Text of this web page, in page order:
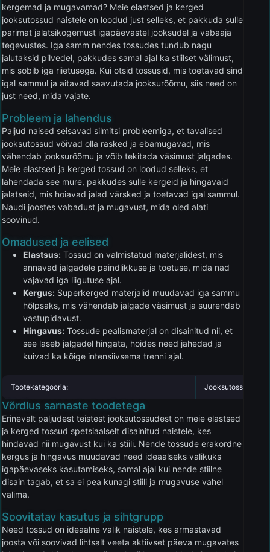
kergemad ja mugavamad? Meie elastsed ja kerged
jooksutossud naistele on loodud just selleks, et pakkuda sulle
parimat jalatsikogemust igapäevastel jooksudel ja vabaaja
tegevustes. Iga samm nendes tossudes tundub nagu
jalutaksid pilvedel, pakkudes samal ajal ka stiilset välimust,
mis sobib iga riietusega. Kui otsid tossusid, mis toetavad sind
igal sammul ja aitavad saavutada jooksurõõmu, siis need on
just need, mida vajate.
Probleem ja lahendus
Paljud naised seisavad silmitsi probleemiga, et tavalised
jooksutossud võivad olla rasked ja ebamugavad, mis
vähendab jooksurõõmu ja võib tekitada väsimust jalgades.
Meie elastsed ja kerged tossud on loodud selleks, et
lahendada see mure, pakkudes sulle kergeid ja hingavaid
jalatseid, mis hoiavad jalad värsked ja toetavad igal sammul.
Naudi joostes vabadust ja mugavust, mida oled alati
soovinud.
Omadused ja eelised
Elastsus: Tossud on valmistatud materjalidest, mis
annavad jalgadele paindlikkuse ja toetuse, mida nad
vajavad iga liigutuse ajal.
Kergus: Superkerged materjalid muudavad iga sammu
hõlpsaks, mis vähendab jalgade väsimust ja suurendab
vastupidavust.
Hingavus: Tossude pealismaterjal on disainitud nii, et
see laseb jalgadel hingata, hoides need jahedad ja
kuivad ka kõige intensiivsema trenni ajal.
Tootekategooria: Jooksutossud
Võrdlus sarnaste toodetega
Erinevalt paljudest teistest jooksutossudest on meie elastsed
ja kerged tossud spetsiaalselt disainitud naistele, kes
hindavad nii mugavust kui ka stiili. Nende tossude erakordne
kergus ja hingavus muudavad need ideaalseks valikuks
igapäevaseks kasutamiseks, samal ajal kui nende stiilne
disain tagab, et sa ei pea kunagi stiili ja mugavuse vahel
valima.
Soovitatav kasutus ja sihtgrupp
Need tossud on ideaalne valik naistele, kes armastavad
joosta või soovivad lihtsalt veeta aktiivset päeva mugavates